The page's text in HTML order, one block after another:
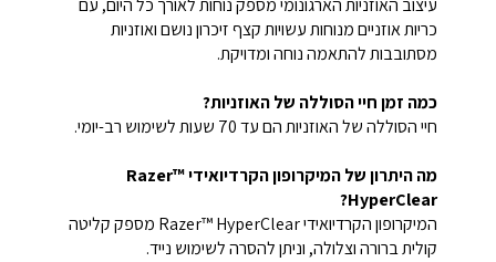
עיצוב האוזניות הארגונומי מספק נוחות לאורך כל היום, עם
כריות אוזניים מנוחות עשויות קצף זיכרון נושם ואוזניות
מסתובבות להתאמה נוחה ומדויקת.
כמה זמן חיי הסוללה של האוזניות?
חיי הסוללה של האוזניות הם עד 70 שעות לשימוש רב-יומי.
מה היתרון של המיקרופון הקרדיואידי Razer™
HyperClear?
המיקרופון הקרדיואידי Razer™ HyperClear מספק קליטה
קולית ברורה וצלולה, וניתן להסרה לשימוש נייד.